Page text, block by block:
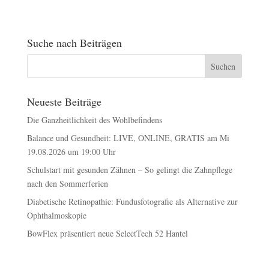
Suche nach Beiträgen
Neueste Beiträge
Die Ganzheitlichkeit des Wohlbefindens
Balance und Gesundheit: LIVE, ONLINE, GRATIS am Mi
19.08.2026 um 19:00 Uhr
Schulstart mit gesunden Zähnen – So gelingt die Zahnpflege
nach den Sommerferien
Diabetische Retinopathie: Fundusfotografie als Alternative zur
Ophthalmoskopie
BowFlex präsentiert neue SelectTech 52 Hantel